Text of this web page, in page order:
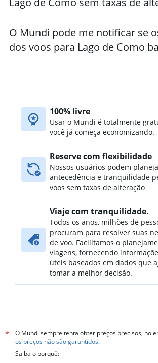
O Mundi pode me notificar se
dos voos para Lago de Como
100% livre
Usar o Mundi é totalmente
você já começa economizando.
Reserve com flexibilidade
Nossos usuários podem
antecedência e tranquilidade
voos sem taxas de alteração
Viaje com tranquilidade.
Todos os anos, milhões de
procuram para resolver suas
de voo. Facilitamos o
viagens, fornecendo
úteis baseados em dados que
tomar a melhor decisão.
*
O Mundi sempre tenta obter preços precisos, no
os preços não são garantidos.
Saiba o porquê: